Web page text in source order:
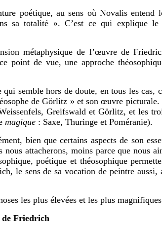
poétique, au sens où Novalis
sa totalité ». C’est ce qui explique
métaphysique de l’œuvre de
point de vue, une approche
semble hors de doute, en tous les cas,
de Görlitz » et son œuvre picturale.
Greifswald et Görlitz, et les
magique: Saxe, Thuringe et Poméranie).
bien que certains aspects de son
attacherons, moins parce que nous
poétique et théosophique
le sens de sa vocation de peintre aussi,
les plus élevées et les plus
de Friedrich